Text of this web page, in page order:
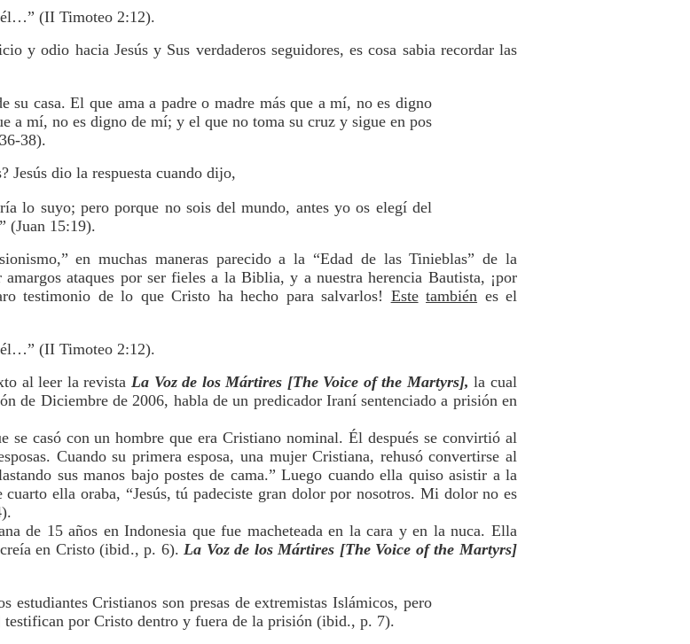
él…” (II Timoteo 2:12).
y odio hacia Jesús y Sus verdaderos seguidores, es cosa sabia recordar las
su casa. El que ama a padre o madre más que a mí, no es digno
a mí, no es digno de mí; y el que no toma su cruz y sigue en pos
38).
Jesús dio la respuesta cuando dijo,
lo suyo; pero porque no sois del mundo, antes yo os elegí del
(Juan 15:19).
en muchas maneras parecido a la “Edad de las Tinieblas” de la
ataques por ser fieles a la Biblia, y a nuestra herencia Bautista, ¡por
testimonio de lo que Cristo ha hecho para salvarlos! Este también es el
él…” (II Timoteo 2:12).
al leer la revistaLa Voz de los Mártires [The Voice of the Martyrs], la cual
de Diciembre de 2006, habla de un predicador Iraní sentenciado a prisión en
se casó con un hombre que era Cristiano nominal. Él después se convirtió al
Cuando su primera esposa, una mujer Cristiana, rehusó convertirse al
sus manos bajo postes de cama.” Luego cuando ella quiso asistir a la
ella oraba, “Jesús, tú padeciste gran dolor por nosotros. Mi dolor no es
de 15 años en Indonesia que fue macheteada en la cara y en la nuca. Ella
creía en Cristo (ibid., p. 6).La Voz de los Mártires [The Voice of the Martyrs]
estudiantes Cristianos son presas de extremistas Islámicos, pero
testifican por Cristo dentro y fuera de la prisión (ibid., p. 7).